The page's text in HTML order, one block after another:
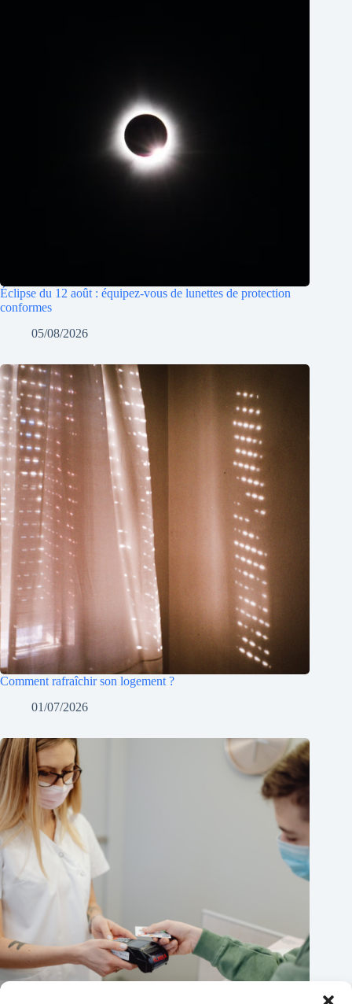
Éclipse du 12 août : équipez-vous de lunettes de protection
conformes
05/08/2026
Comment rafraîchir son logement ?
01/07/2026